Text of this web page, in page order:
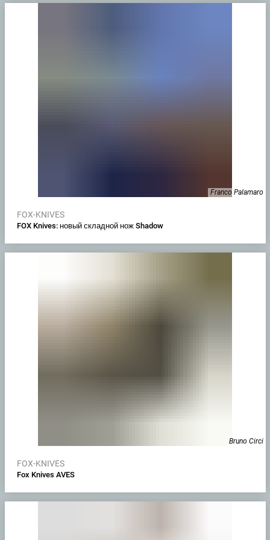
Franco Palamaro
FOX-KNIVES
FOX Knives: новый складной нож Shadow
Bruno Circi
FOX-KNIVES
Fox Knives AVES